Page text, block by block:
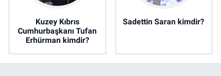
Kuzey Kıbrıs
Cumhurbaşkanı Tufan
Erhürman kimdir?
Sadettin Saran kimdir?